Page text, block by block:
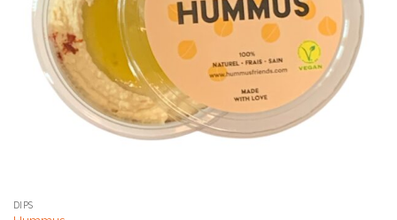
DIPS